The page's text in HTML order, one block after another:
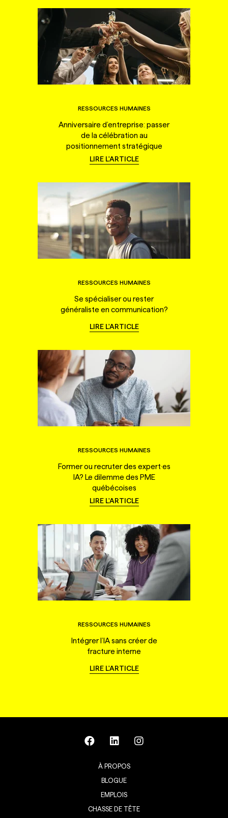
RESSOURCES HUMAINES
Anniversaire d’entreprise: passer
de la célébration au
positionnement stratégique
LIRE L'ARTICLE
RESSOURCES HUMAINES
Se spécialiser ou rester
généraliste en communication?
LIRE L'ARTICLE
RESSOURCES HUMAINES
Former ou recruter des expert·es
IA? Le dilemme des PME
québécoises
LIRE L'ARTICLE
RESSOURCES HUMAINES
Intégrer l’IA sans créer de
fracture interne
LIRE L'ARTICLE
À PROPOS
BLOGUE
EMPLOIS
CHASSE DE TÊTE